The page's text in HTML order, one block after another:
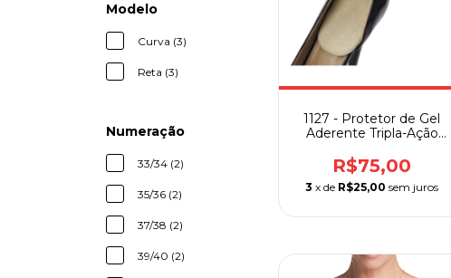
Modelo
Curva (3)
Reta (3)
Numeração
33/34 (2)
35/36 (2)
37/38 (2)
39/40 (2)
1127 - Protetor de Gel
Aderente Tripla-Ação
Ortho Pauher
R$75,00
3 x de R$25,00 sem juros